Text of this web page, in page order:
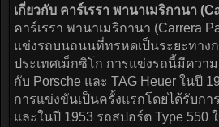
เกี่ยวกับ คาร์เรรา พานาเมริกานา
คาร์เรรา พานาเมริกานา (Carrera
แข่งรถบนถนนที่ทรหดเป็นระยะทางก
ประเทศเม็กซิโก การแข่งรถนี้มีควา
กับ Porsche และ TAG Heuer ในปี
การแข่งขันเป็นครั้งแรกโดยได้รับก
และในปี 1953 รถสปอร์ต Type 550